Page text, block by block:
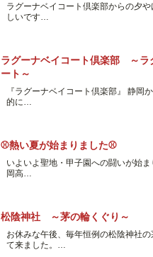
ラグーナベイコート倶楽部からの夕
しいです…
ラグーナベイコート倶楽部 ～ラ
ート～
『ラグーナベイコート倶楽部』 静岡
的に…
⚾熱い夏が始まりました⚾
いよいよ聖地・甲子園への闘いが始
岡高…
松陰神社 ～茅の輪くぐり～
お休みな午後、毎年恒例の松陰神社
て来ました。…